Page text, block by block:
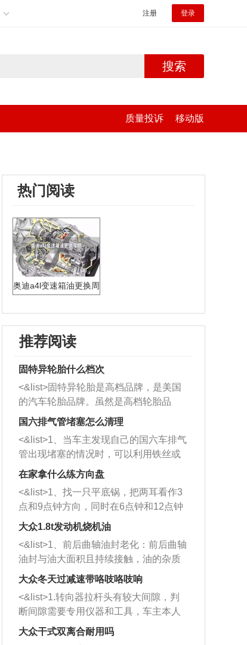
注册 登录
搜索
质量投诉 移动版
热门阅读
奥迪a4l变速箱油更换周
推荐阅读
固特异轮胎什么档次
<&list>固特异轮胎是高档品牌，是美国
的汽车轮胎品牌。虽然是高档轮胎品
牌，但是中高低端的轮胎都有生产，这
也是为了更好的开拓市场。
国六排气管堵塞怎么清理
<&list>1、当车主发现自己的国六车排气
管出现堵塞的情况时，可以利用铁丝或
者是细棍，直接将杂物给取出来，如果
堵塞情况比较严重，也可以采取应急措
施。 <&list>2、直接利用木棍将所有的
杂物推到排气管里面的位置处，然后将
三元催化器拆解开，就可以将堵塞的东
西取出来。但如果是因为积碳过多引起
的堵塞，就需要将三元催化器泡在草酸
洗剂对堵塞的情况得到解决，将清洗剂
放在燃油箱中，与燃油混合后，车辆启
动时，就可以和汽油一起进入到燃烧
室，最后形成废气排出，就可以让三元
催化器得到清洗，排气管堵塞的情况就
在家拿什么练方向盘
<&list>1、找一只平底锅，把两耳看作3
点和9点钟方向，同时在6点钟和12点钟
方向做一个标记。 <&list>2、双手握住
一圈半的练习，往右同样也要打相同的
圈数。 <&list>3、最后强调要反复练
习，这样就可以形成肌肉记忆，在真实
驾驶车辆时，不需要记忆也能打好方
向。
大众1.8t发动机烧机油
<&list>1、前后曲轴油封老化：前后曲轴
油封与油大面积且持续接触，油的杂质
和发动机内持续温度变化使其密封效果
逐渐减弱，导致渗油或漏油。<&list>2、
活塞间隙过大：积碳会使活塞环与缸体
的间隙扩大，导致机油流入燃烧室中，
造成烧机油。<&list>3、机油粘度。使用
大众冬天过减速带咯吱咯吱响
<&list>1.转向器拉杆头有较大间隙，判
断间隙需要专用仪器和工具，车主本人
无法制作，需要将车辆送到修理厂或4s
店；<&list>2.车辆半轴套管防尘罩破
大众干式双离合耐用吗